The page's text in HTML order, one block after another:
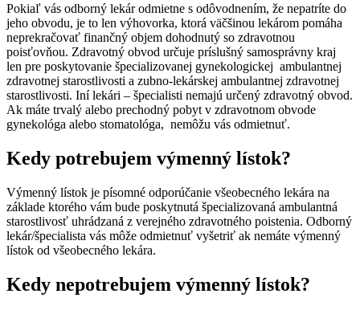
Pokiaľ vás odborný lekár odmietne s odôvodnením, že nepatríte do
jeho obvodu, je to len výhovorka, ktorá väčšinou lekárom pomáha
neprekračovať finančný objem dohodnutý so zdravotnou
poisťovňou. Zdravotný obvod určuje príslušný samosprávny kraj
len pre poskytovanie špecializovanej gynekologickej ambulantnej
zdravotnej starostlivosti a zubno-lekárskej ambulantnej zdravotnej
starostlivosti. Iní lekári – špecialisti nemajú určený zdravotný obvod.
Ak máte trvalý alebo prechodný pobyt v zdravotnom obvode
gynekológa alebo stomatológa, nemôžu vás odmietnuť.
Kedy potrebujem výmenný lístok?
Výmenný lístok je písomné odporúčanie všeobecného lekára na
základe ktorého vám bude poskytnutá špecializovaná ambulantná
starostlivosť uhrádzaná z verejného zdravotného poistenia. Odborný
lekár/špecialista vás môže odmietnuť vyšetriť ak nemáte výmenný
lístok od všeobecného lekára.
Kedy nepotrebujem výmenný lístok?